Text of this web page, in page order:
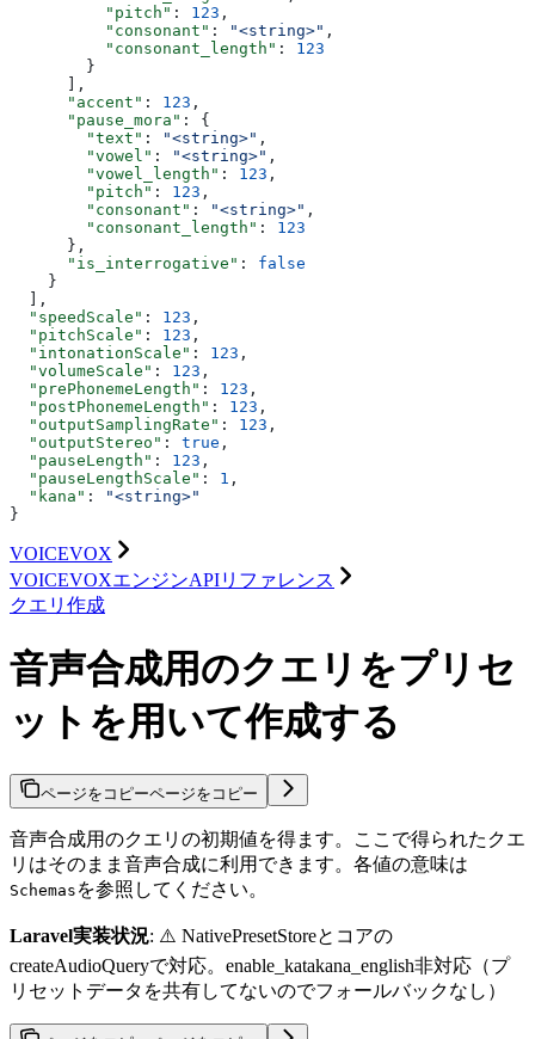
          "pitch"
: 123 ,
          "consonant"
: "<string>" ,
          "consonant_length"
: 123
        }
      ],
      "accent"
: 123 ,
      "pause_mora"
: {
        "text"
: "<string>" ,
        "vowel"
: "<string>" ,
        "vowel_length"
: 123 ,
        "pitch"
: 123 ,
        "consonant"
: "<string>" ,
        "consonant_length"
: 123
      },
      "is_interrogative"
: false
    }
  ],
  "speedScale"
: 123 ,
  "pitchScale"
: 123 ,
  "intonationScale"
: 123 ,
  "volumeScale"
: 123 ,
  "prePhonemeLength"
: 123 ,
  "postPhonemeLength"
: 123 ,
  "outputSamplingRate"
: 123 ,
  "outputStereo"
: true ,
  "pauseLength"
: 123 ,
  "pauseLengthScale"
: 1 ,
  "kana"
:
"<string>"
}
VOICEVOX
VOICEVOXエンジンAPIリファレンス
クエリ作成
音声合成用のクエリをプリセ
ットを用いて作成する
ページをコピーページをコピー
音声合成用のクエリの初期値を得ます。ここで得られたクエ
リはそのまま音声合成に利用できます。各値の意味は
Schemas を参照してください。
Laravel実装状況: ⚠️ NativePresetStoreとコアの
createAudioQueryで対応。enable_katakana_english非対応（プ
リセットデータを共有してないのでフォールバックなし）